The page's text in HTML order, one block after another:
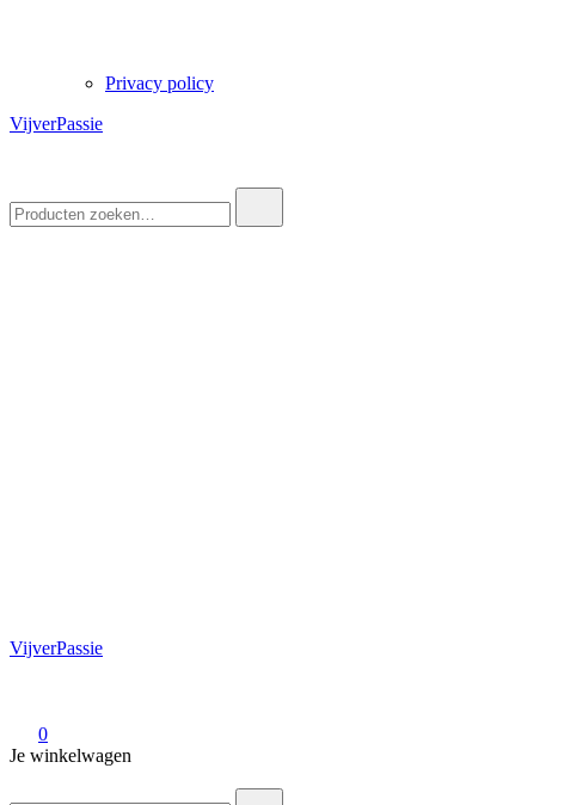
Privacy policy
VijverPassie
naar:
VijverPassie
0
Je winkelwagen